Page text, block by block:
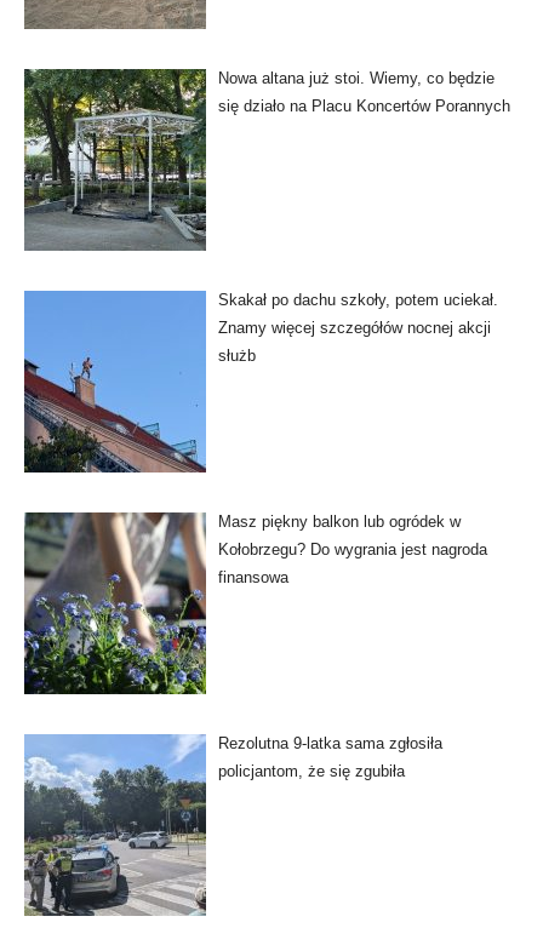
Nowa altana już stoi. Wiemy, co będzie
się działo na Placu Koncertów Porannych
Skakał po dachu szkoły, potem uciekał.
Znamy więcej szczegółów nocnej akcji
służb
Masz piękny balkon lub ogródek w
Kołobrzegu? Do wygrania jest nagroda
finansowa
Rezolutna 9-latka sama zgłosiła
policjantom, że się zgubiła